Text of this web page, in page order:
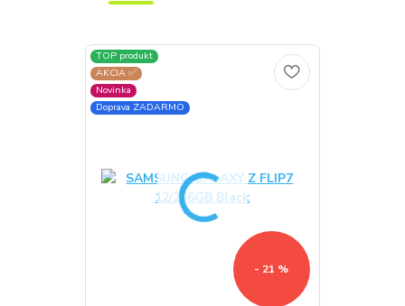
TOP produkt
AKCIA ✅
Novinka
Doprava ZADARMO
- 21 %